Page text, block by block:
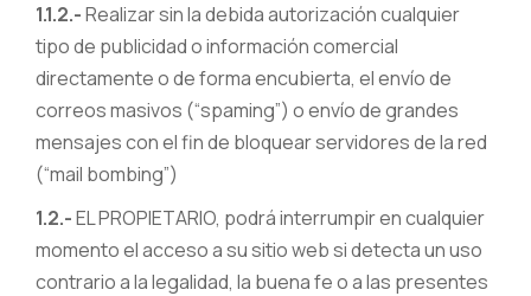
1.1.2.-Realizar sin la debida autorización cualquier
tipo de publicidad o información comercial
directamente o de forma encubierta, el envío de
correos masivos (“spaming”) o envío de grandes
mensajes con el fin de bloquear servidores de la red
(“mail bombing”)
1.2.-EL PROPIETARIO, podrá interrumpir en cualquier
momento el acceso a su sitio web si detecta un uso
contrario a la legalidad, la buena fe o a las presentes